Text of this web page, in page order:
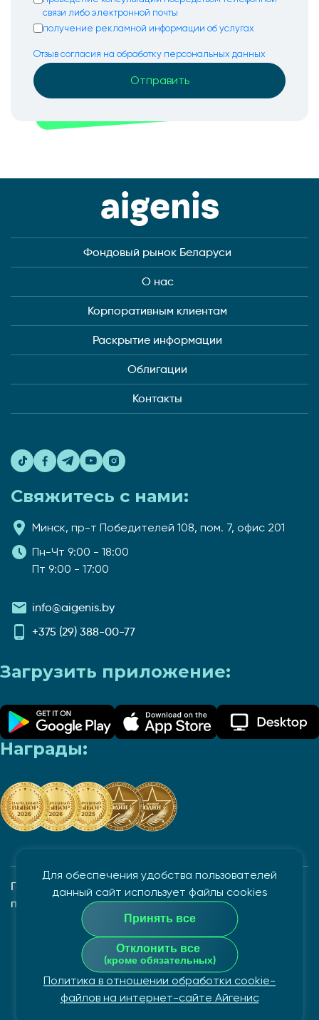
связи либо электронной почты
получение рекламной информации об услугах
Отзыв согласия на обработку персональных данных
Для обеспечения удобства пользователей
данный сайт использует файлы cookies
Принять все
Отклонить все
(кроме обязательных)
Политика в отношении обработки cookie-
файлов на интернет-сайте Айгенис
Фондовый рынок Беларуси
О нас
Корпоративным клиентам
Раскрытие информации
Облигации
Контакты
Свяжитесь с нами:
Минск, пр-т Победителей 108, пом. 7, офис 201
Пн-Чт 9:00 - 18:00
Пт 9:00 - 17:00
info@aigenis.by
+375 (29) 388-00-77
Загрузить приложение:
Награды:
Политика в отношении обработки и защиты
персональных данных
Закрытое акционерное общество "Айгенис", УНП
100862882
© Copyright 2026